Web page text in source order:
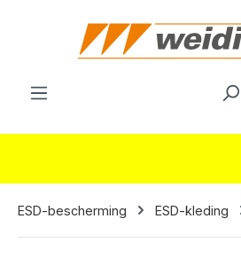
ESD-bescherming ESD-kleding